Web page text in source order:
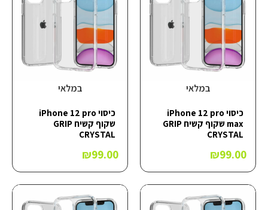
במלאי
כיסוי iPhone 12 pro
max שקוף קשיח GRIP
CRYSTAL
₪99.00
במלאי
כיסוי iPhone 12 pro
שקוף קשיח GRIP
CRYSTAL
₪99.00